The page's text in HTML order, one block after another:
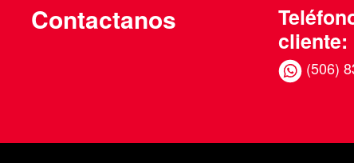
Contactanos
cliente:
(506)